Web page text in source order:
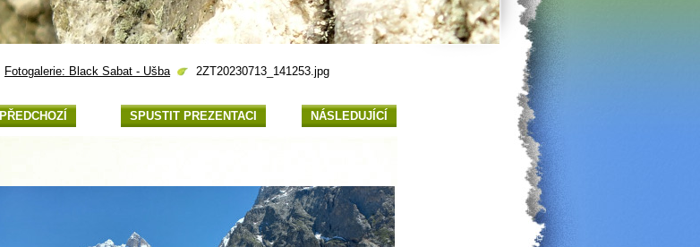
Fotogalerie: Black Sabat - Ušba 2ZT20230713_141253.jpg
PŘEDCHOZÍ SPUSTIT PREZENTACI NÁSLEDUJÍCÍ